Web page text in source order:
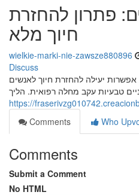
פתרון להחזרת
חיוך מלא
wielkie-marki-nie-zawsze880896
Discuss
יעילה להחזרת חיוך לאנשים
טבעיות עקב מחלה רפואית. הליך
https://
Comments
Who
Comments
Submit a Comment
No HTML